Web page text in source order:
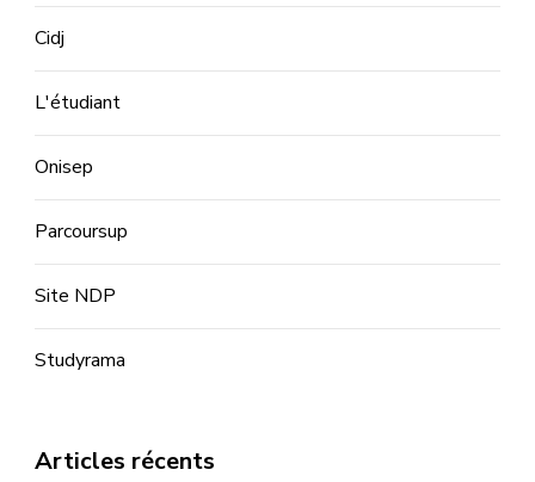
Cidj
L'étudiant
Onisep
Parcoursup
Site NDP
Studyrama
Articles récents